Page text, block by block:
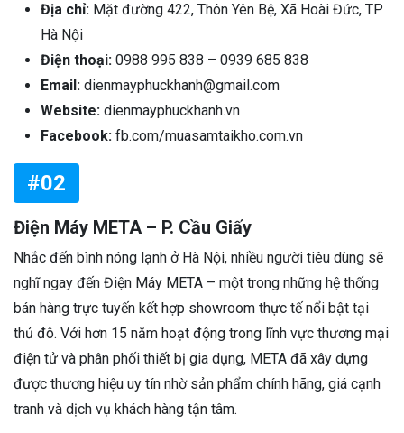
Địa chỉ: Mặt đường 422, Thôn Yên Bệ, Xã Hoài Đức, TP
Hà Nội
Điện thoại: 0988 995 838 – 0939 685 838
Email: dienmayphuckhanh@gmail.com
Website: dienmayphuckhanh.vn
Facebook: fb.com/muasamtaikho.com.vn
#02
Điện Máy META – P. Cầu Giấy
Nhắc đến bình nóng lạnh ở Hà Nội, nhiều người tiêu dùng sẽ
nghĩ ngay đến Điện Máy META – một trong những hệ thống
bán hàng trực tuyến kết hợp showroom thực tế nổi bật tại
thủ đô. Với hơn 15 năm hoạt động trong lĩnh vực thương mại
điện tử và phân phối thiết bị gia dụng, META đã xây dựng
được thương hiệu uy tín nhờ sản phẩm chính hãng, giá cạnh
tranh và dịch vụ khách hàng tận tâm.